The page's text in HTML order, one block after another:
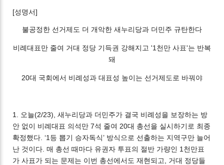
[성명서]
불공정한 선거제도 더 개악한 새누리당과 더민주 규탄한다
비례대표만 줄여 거대 정당 기득권 강해지고 '1천만 사표'는 반복
돼
20대 국회에서 비례성과 대표성 높이는 선거제도로 바꿔야
1. 오늘(2/23), 새누리당과 더민주가 결국 비례성을 보장하는 방
안 없이 비례대표 의석만 7석 줄여 20대 총선을 실시하기로 최종
확정했다. ‘1등 뽑기 승자독식’ 방식으로 선출하는 지역구만 늘어
난 것이다. 매 총선 때마다 유권자 투표의 절반 가량인 1천만표
가 사표가 되는 문제는 이번 총선에서도 재현되고, 거대 정당들
Sketchbook5, 스케치북5